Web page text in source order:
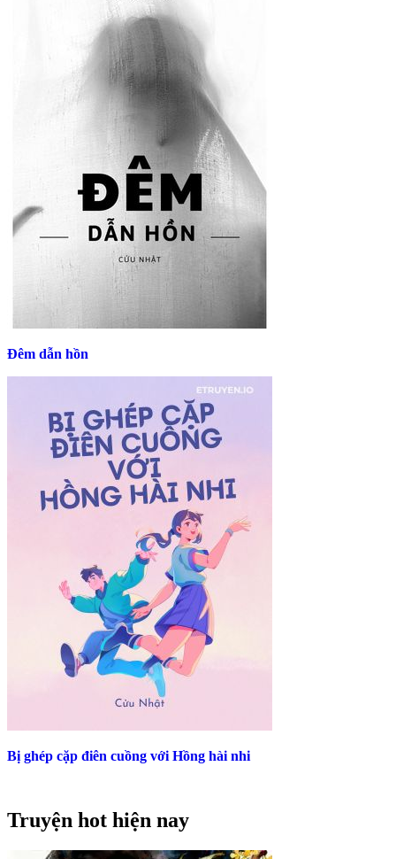
Đêm dẫn hồn
Bị ghép cặp điên cuồng với Hồng hài nhi
Truyện hot hiện nay